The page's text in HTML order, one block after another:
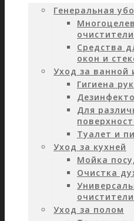
Генеральная
очистители
Средства
окон и
Уход за ванной
Гигиена рук
Для
Туалет и
Уход за кухней
Мойка
Очистка
очистители
Уход за полом